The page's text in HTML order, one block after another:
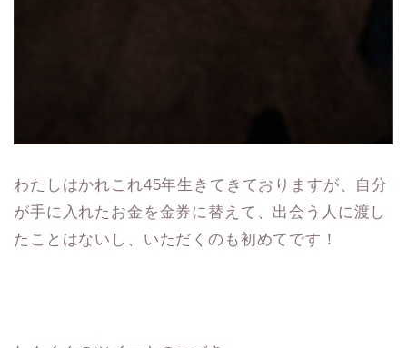
わたしはかれこれ45年生きてきておりますが、自分
が手に入れたお金を金券に替えて、出会う人に渡し
たことはないし、いただくのも初めてです！